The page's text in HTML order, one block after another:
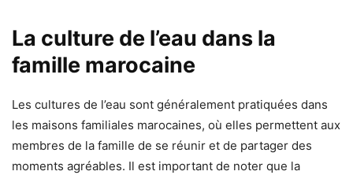
La culture de l’eau dans la
famille marocaine
Les cultures de l’eau sont généralement pratiquées dans
les maisons familiales marocaines, où elles permettent aux
membres de la famille de se réunir et de partager des
moments agréables. Il est important de noter que la